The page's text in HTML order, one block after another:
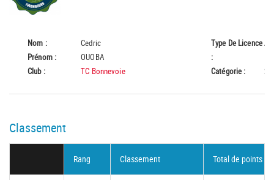
Nom :
Cedric
Prénom :
OUOBA
Club :
TC Bonnevoie
Type De Licence
:
A
Catégorie :
Classement
Rang Classement Total de points